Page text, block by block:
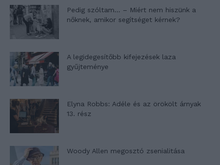
Pedig szóltam… – Miért nem hiszünk a
nőknek, amikor segítséget kérnek?
A legidegesítőbb kifejezések laza
gyűjteménye
Elyna Robbs: Adéle és az örökölt árnyak
13. rész
Woody Allen megosztó zsenialitása